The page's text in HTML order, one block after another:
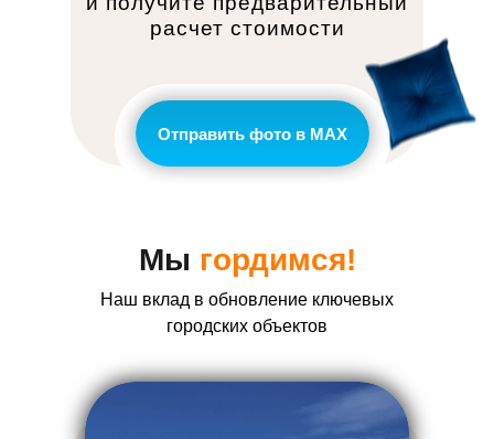
Отправить фото в MAX
расчет стоимости
Мы гордимся!
Наш вклад в обновление ключевых
городских объектов